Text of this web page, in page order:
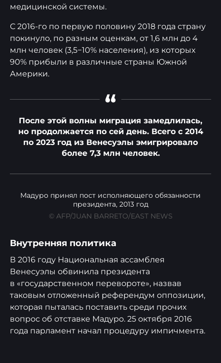
медицинской системы.
С 2016-го по первую половину 2018 года страну
покинуло, по разным оценкам, от 1,6 млн до 4
млн человек (3,5−10% населения), из которых
90% прибыли в различные страны Южной
Америки.
“
После этой волны миграция замедлилась,
но продолжается по сей день. Всего с 2014
по 2023 год из Венесуэлы эмигрировало
более 7,3 млн человек.
Мадуро принял пост исполняющего обязанности
президента, 2013 год
© AFP/JUAN BARRETO/EAST NEWS
Внутренняя политика
В 2016 году Национальная ассамблея
Венесуэлы обвинила президента
в «государственном перевороте», назвав
таковым отложенный референдум оппозиции,
которая пыталась поставить среди прочих
вопрос об отставке Мадуро. 25 октября 2016
года парламент начал процедуру импичмента.